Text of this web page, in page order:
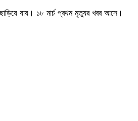
যায়। ১৮ মার্চ প্রথম মৃত্যুর খবর আসে।